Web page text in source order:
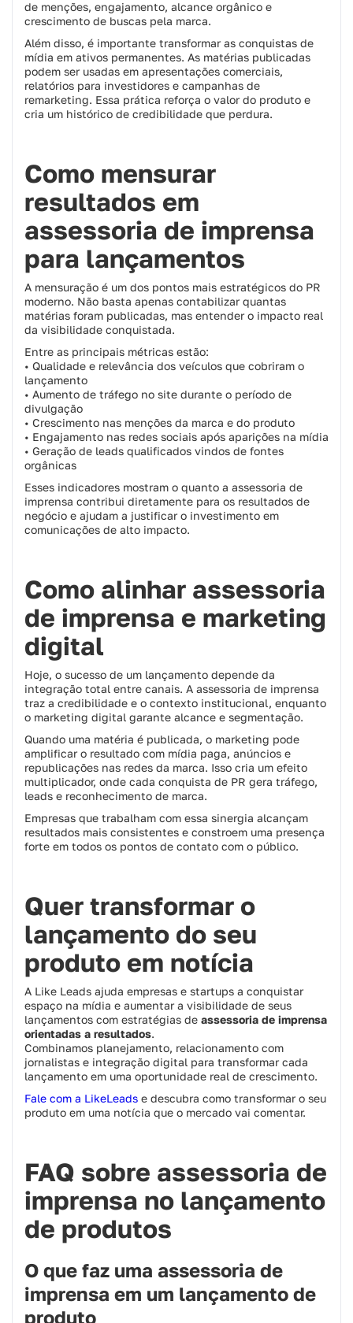
de menções, engajamento, alcance orgânico e
crescimento de buscas pela marca.
Além disso, é importante transformar as conquistas de
mídia em ativos permanentes. As matérias publicadas
podem ser usadas em apresentações comerciais,
relatórios para investidores e campanhas de
remarketing. Essa prática reforça o valor do produto e
cria um histórico de credibilidade que perdura.
Como mensurar
resultados em
assessoria de imprensa
para lançamentos
A mensuração é um dos pontos mais estratégicos do PR
moderno. Não basta apenas contabilizar quantas
matérias foram publicadas, mas entender o impacto real
da visibilidade conquistada.
Entre as principais métricas estão:
• Qualidade e relevância dos veículos que cobriram o
lançamento
• Aumento de tráfego no site durante o período de
divulgação
• Crescimento nas menções da marca e do produto
• Engajamento nas redes sociais após aparições na mídia
• Geração de leads qualificados vindos de fontes
orgânicas
Esses indicadores mostram o quanto a assessoria de
imprensa contribui diretamente para os resultados de
negócio e ajudam a justificar o investimento em
comunicações de alto impacto.
Como alinhar assessoria
de imprensa e marketing
digital
Hoje, o sucesso de um lançamento depende da
integração total entre canais. A assessoria de imprensa
traz a credibilidade e o contexto institucional, enquanto
o marketing digital garante alcance e segmentação.
Quando uma matéria é publicada, o marketing pode
amplificar o resultado com mídia paga, anúncios e
republicações nas redes da marca. Isso cria um efeito
multiplicador, onde cada conquista de PR gera tráfego,
leads e reconhecimento de marca.
Empresas que trabalham com essa sinergia alcançam
resultados mais consistentes e constroem uma presença
forte em todos os pontos de contato com o público.
Quer transformar o
lançamento do seu
produto em notícia
A Like Leads ajuda empresas e startups a conquistar
espaço na mídia e aumentar a visibilidade de seus
lançamentos com estratégias de assessoria de imprensa
orientadas a resultados.
Combinamos planejamento, relacionamento com
jornalistas e integração digital para transformar cada
lançamento em uma oportunidade real de crescimento.
Fale com a LikeLeads e descubra como transformar o seu
produto em uma notícia que o mercado vai comentar.
FAQ sobre assessoria de
imprensa no lançamento
de produtos
O que faz uma assessoria de
imprensa em um lançamento de
produto